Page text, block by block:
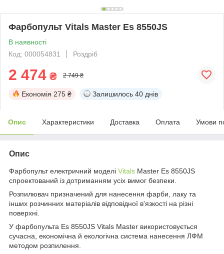
Фарбопульт Vitals Master Es 8550JS
В наявності
Код: 000054831
Роздріб
2 474 ₴ 2 749 ₴
Економія 275 ₴ Залишилось 40 днів
Опис Характеристики Доставка Оплата Умови
Опис
Фарбопульт електричний моделі Vitals Master Es 8550JS
спроектований із дотриманням усіх вимог безпеки.
Розпилювач призначений для нанесення фарби, лаку та
інших розчинних матеріалів відповідної в'язкості на різні
поверхні.
У фарбопульта Es 8550JS Vitals Master використовується
сучасна, економічна й екологічна система нанесення ЛФМ
методом розпилення.